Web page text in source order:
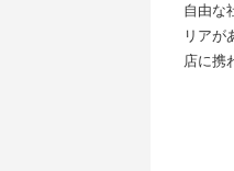
自由な
リアが
店に携